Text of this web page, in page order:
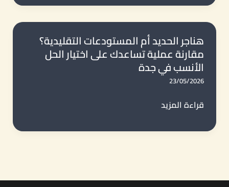
وهناجر
في
جميع
أحياء
جدة
|
مستودعات
هناجر الحديد أم المستودعات التقليدية؟
مقارنة عملية تساعدك على اختيار الحل
الأنسب في جدة
23/05/2026
هناجر
أم
مقارنة
قراءة المزيد